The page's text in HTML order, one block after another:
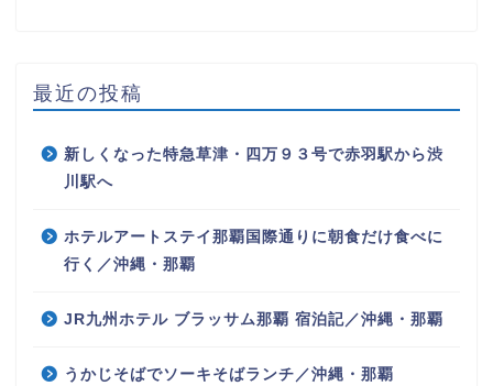
最近の投稿
新しくなった特急草津・四万９３号で赤羽駅から渋
川駅へ
ホテルアートステイ那覇国際通りに朝食だけ食べに
行く／沖縄・那覇
JR九州ホテル ブラッサム那覇 宿泊記／沖縄・那覇
うかじそばでソーキそばランチ／沖縄・那覇